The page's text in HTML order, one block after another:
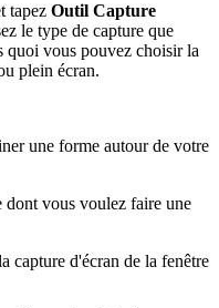
tapez Outil Capture
le type de capture que
quoi vous pouvez choisir la
plein écran.
une forme autour de votre
dont vous voulez faire une
capture d'écran de la fenêtre